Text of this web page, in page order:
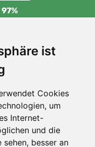
ist
Cookies
um
Internet-
und die
sehen, besser an
97%
über 80 EUR
Rückgabe
innerhalb von 90 Tagen
Baum! Mehr lesen